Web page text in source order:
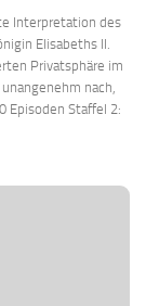
Interpretation des
Elisabeths II.
Privatsphäre im
nach,
Episoden Staffel 2: